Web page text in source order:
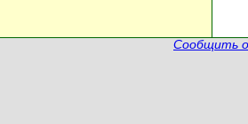
Сообщить о